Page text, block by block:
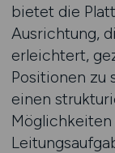
bietet die
Ausrichtung,
erleichtert,
Positionen zu
einen